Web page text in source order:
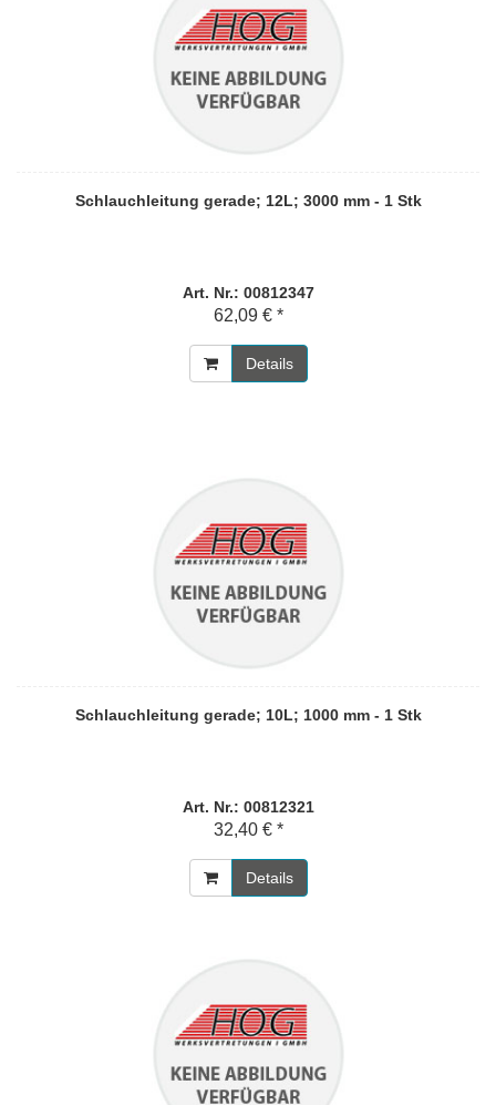
Schlauchleitung gerade; 12L; 3000 mm - 1 Stk
Art. Nr.: 00812347
62,09 € *
Details
Schlauchleitung gerade; 10L; 1000 mm - 1 Stk
Art. Nr.: 00812321
32,40 € *
Details